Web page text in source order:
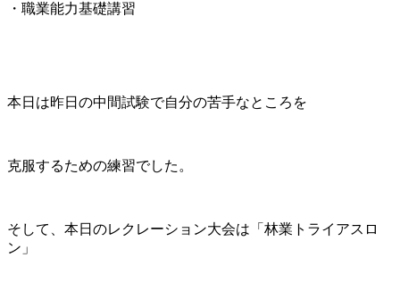
・職業能力基礎講習
本日は昨日の中間試験で自分の苦手なところを
克服するための練習でした。
そして、本日のレクレーション大会は「林業トライアスロ
ン」